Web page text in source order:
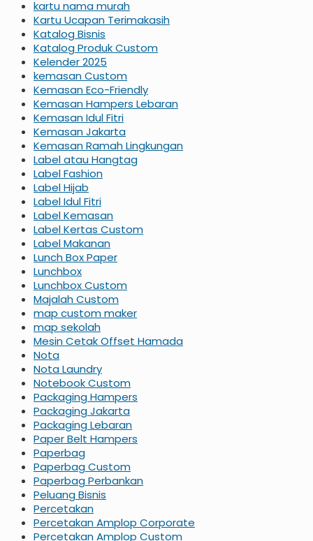
kartu nama murah
Kartu Ucapan Terimakasih
Katalog Bisnis
Katalog Produk Custom
Kelender 2025
kemasan Custom
Kemasan Eco-Friendly
Kemasan Hampers Lebaran
Kemasan Idul Fitri
Kemasan Jakarta
Kemasan Ramah Lingkungan
Label atau Hangtag
Label Fashion
Label Hijab
Label Idul Fitri
Label Kemasan
Label Kertas Custom
Label Makanan
Lunch Box Paper
Lunchbox
Lunchbox Custom
Majalah Custom
map custom maker
map sekolah
Mesin Cetak Offset Hamada
Nota
Nota Laundry
Notebook Custom
Packaging Hampers
Packaging Jakarta
Packaging Lebaran
Paper Belt Hampers
Paperbag
Paperbag Custom
Paperbag Perbankan
Peluang Bisnis
Percetakan
Percetakan Amplop Corporate
Percetakan Amplop Custom